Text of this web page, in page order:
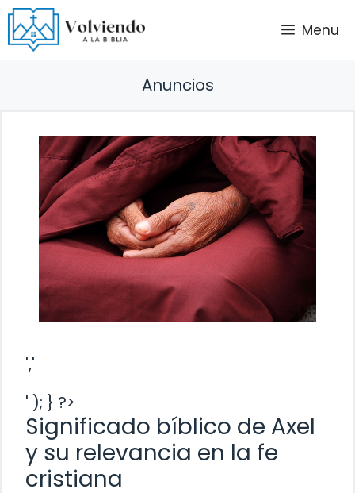
Saltar
al
contenido
Menu
Anuncios
','
' ); } ?>
Significado bíblico de Axel
y su relevancia en la fe
cristiana